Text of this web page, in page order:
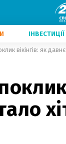
ІНВЕСТИЦІЇ
вікінгів: як